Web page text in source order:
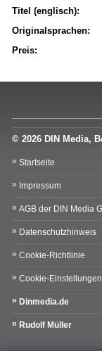
Titel (englisch):
Originalsprachen:
Preis:
© 2026 DIN Media,
Startseite
Impressum
AGB der DIN Media
Datenschutzhinweis
Cookie-Richtlinie
Cookie-Einstellungen
Dinmedia.de
Rudolf Müller